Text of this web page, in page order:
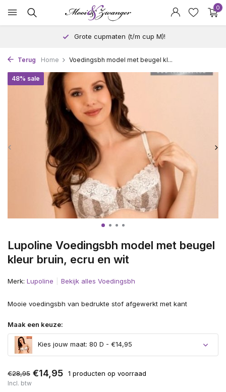
0
Grote cupmaten (t/m cup M)!
Terug Home Voedingsbh model met beugel kl...
Lupoline Voedingsbh model met beugel
kleur bruin, ecru en wit
48% sale
Merk: Lupoline Bekijk alles Voedingsbh
Mooie voedingsbh van bedrukte stof afgewerkt met kant
Maak een keuze:
Kies jouw maat: 80 D - €14,95
€28,95 €14,95 1 producten op voorraad
Incl. btw